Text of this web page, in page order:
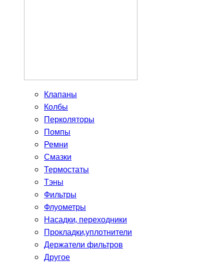
Клапаны
Колбы
Перколяторы
Помпы
Ремни
Смазки
Термостаты
Тэны
Фильтры
Флуометры
Насадки, переходники
Прокладки,уплотнители
Держатели фильтров
Другое